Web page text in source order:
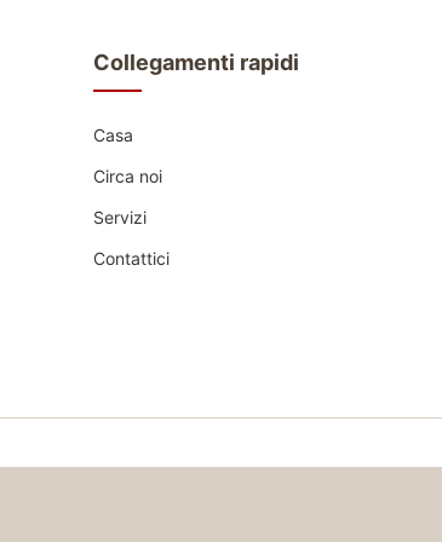
quattro ruote, che sta
Collegamenti rapidi
Casa
Circa noi
Servizi
Contattici